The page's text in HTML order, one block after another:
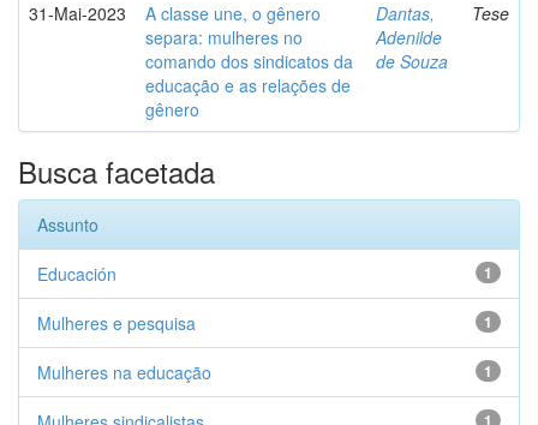
31-Mai-2023
A classe une, o gênero
separa: mulheres no
comando dos sindicatos da
educação e as relações de
gênero
Dantas,
Adenilde
de Souza
Tese
Busca facetada
Assunto
1
Educación
1
Mulheres e pesquisa
1
Mulheres na educação
1